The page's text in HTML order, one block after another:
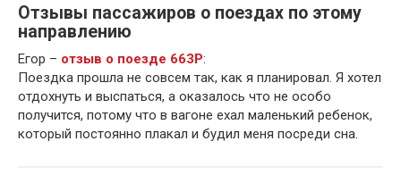
Отзывы пассажиров о поездах по этому
направлению
Егор – отзыв о поезде 663Р:
Поездка прошла не совсем так, как я планировал. Я хотел
отдохнуть и выспаться, а оказалось что не особо
получится, потому что в вагоне ехал маленький ребенок,
который постоянно плакал и будил меня посреди сна.